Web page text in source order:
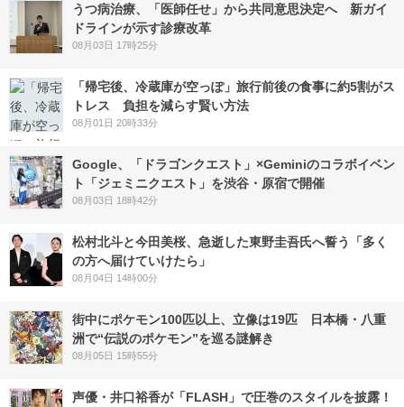
うつ病治療、「医師任せ」から共同意思決定へ 新ガイ
ドラインが示す診療改革
08月03日 17時25分
「帰宅後、冷蔵庫が空っぽ」旅行前後の食事に約5割がス
トレス 負担を減らす賢い方法
08月01日 20時33分
Google、「ドラゴンクエスト」×Geminiのコラボイベン
ト「ジェミニクエスト」を渋谷・原宿で開催
08月03日 18時42分
松村北斗と今田美桜、急逝した東野圭吾氏へ誓う「多く
の方へ届けていけたら」
08月04日 14時00分
街中にポケモン100匹以上、立像は19匹 日本橋・八重
洲で“伝説のポケモン”を巡る謎解き
08月05日 15時55分
声優・井口裕香が「FLASH」で圧巻のスタイルを披露！